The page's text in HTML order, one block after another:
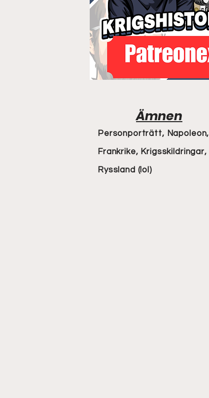
Ämnen
Personporträtt, Napoleon,
Frankrike, Krigsskildringar,
Ryssland (lol)